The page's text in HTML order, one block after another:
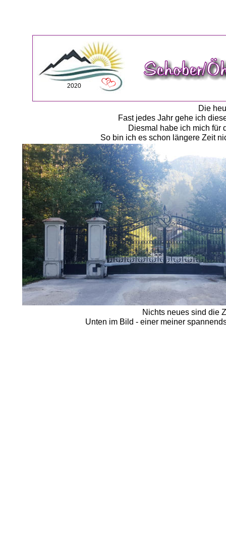
Die
Fast jedes Jahr gehe ich
Diesmal habe ich mich für
So bin ich es schon längere Zeit
2020
Nichts neues sind die
Unten im Bild - einer meiner